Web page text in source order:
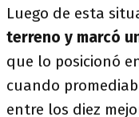
Luego de esta
terreno y marcó
que lo posicionó
cuando
entre los diez